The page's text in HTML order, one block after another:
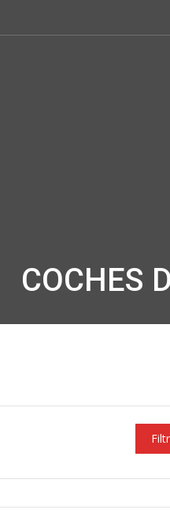
COCHES